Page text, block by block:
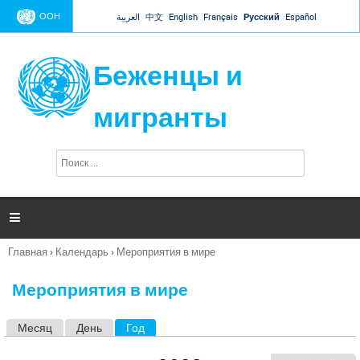
Jump to navigation
ООН العربية 中文 English Français Русский Español
Беженцы и
мигранты
п
и

Вы
Главная › Календарь › Мероприятия в мире
Мероприятия в мире
Месяц День Год